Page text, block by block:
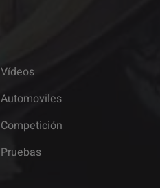
Vídeos
Automoviles
Competición
Pruebas